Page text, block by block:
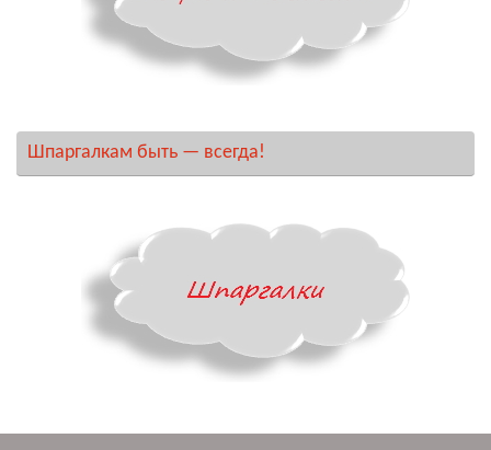
Шпаргалкам быть — всегда!